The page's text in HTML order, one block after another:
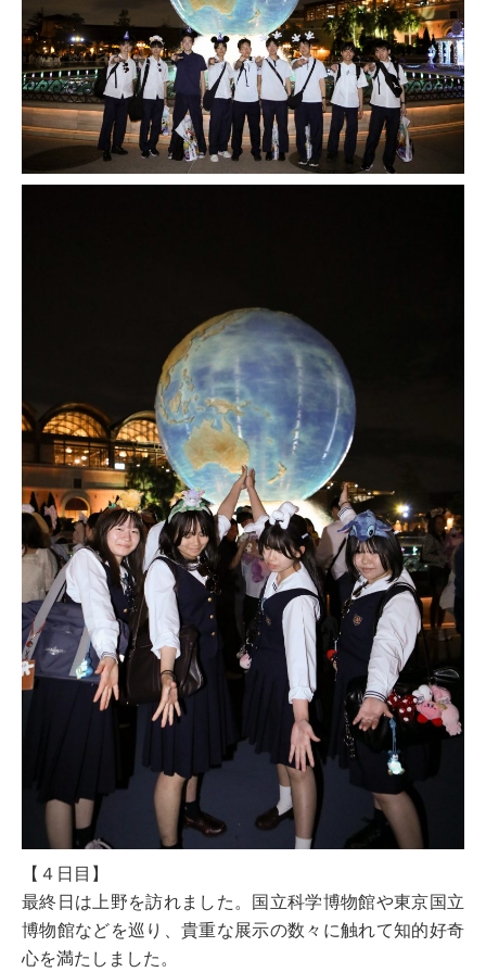
【４日目】
最終日は上野を訪れました。国立科学博物館や東京国立
博物館などを巡り、貴重な展示の数々に触れて知的好奇
心を満たしました。